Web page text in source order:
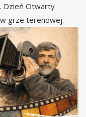
Dzień Otwarty
grze terenowej.